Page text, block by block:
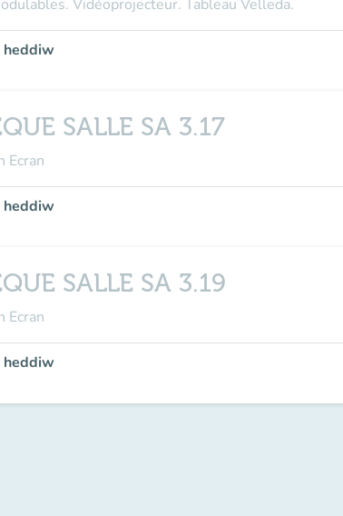
Vidéoprojecteur. Tableau Velleda.
heddiw
SALLE SA 3.17
Ecran
heddiw
SALLE SA 3.19
Ecran
heddiw